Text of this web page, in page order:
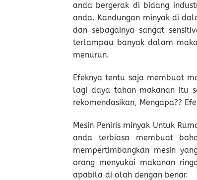
anda bergerak di bidang
anda. Kandungan minyak di
dan sebagainya sangat
terlampau banyak dalam
menurun.
Efeknya tentu saja membuat
lagi daya tahan makanan itu
rekomendasikan, Mengapa??
Mesin Peniris minyak Untuk
anda terbiasa membuat
mempertimbangkan mesin
orang menyukai makanan
apabila di olah dengan benar.